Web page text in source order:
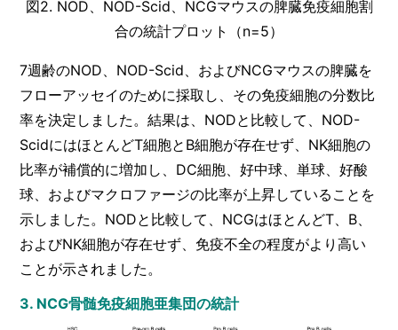
図2. NOD、NOD-Scid、NCGマウスの脾臓免疫細胞割
合の統計プロット（n=5）
7週齢のNOD、NOD-Scid、およびNCGマウスの脾臓を
フローアッセイのために採取し、その免疫細胞の分数比
率を決定しました。結果は、NODと比較して、NOD-
ScidにはほとんどT細胞とB細胞が存在せず、NK細胞の
比率が補償的に増加し、DC細胞、好中球、単球、好酸
球、およびマクロファージの比率が上昇していることを
示しました。NODと比較して、NCGはほとんどT、B、
およびNK細胞が存在せず、免疫不全の程度がより高い
ことが示されました。
3. NCG骨髄免疫細胞亜集団の統計